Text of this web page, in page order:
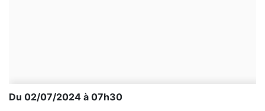
Du 02/07/2024 à 07h30